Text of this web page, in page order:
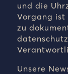
und die
Vorgang ist
zu
Unsere